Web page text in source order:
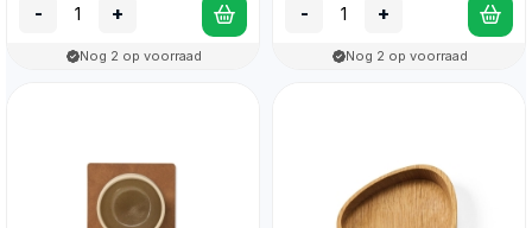
-
+
Nog 2 op voorraad
-
+
Nog 2 op voorraad